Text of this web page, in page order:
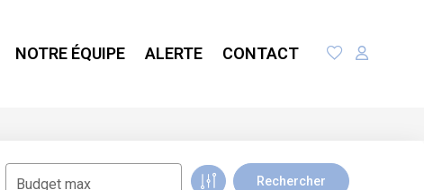
NOTRE ÉQUIPE ALERTE CONTACT
Budget max